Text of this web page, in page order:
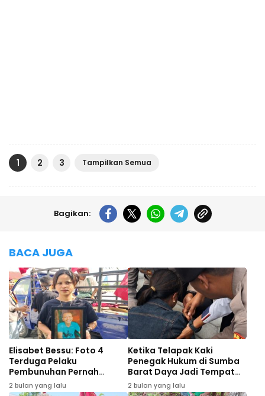
1 2 3 Tampilkan Semua
Bagikan:
BACA JUGA
Elisabet Bessu: Foto 4
Terduga Pelaku
Pembunuhan Pernah
Ditunjukan Anggota Polres
SBD, 2 Orang Sudah
2 bulan yang lalu
Ketika Telapak Kaki
Penegak Hukum di Sumba
Barat Daya Jadi Tempat
Permohonon Pencari
Keadilan
2 bulan yang lalu